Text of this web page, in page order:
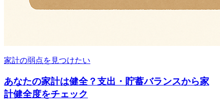
家計の弱点を見つけたい
あなたの家計は健全？支出・貯蓄バランスから家
計健全度をチェック